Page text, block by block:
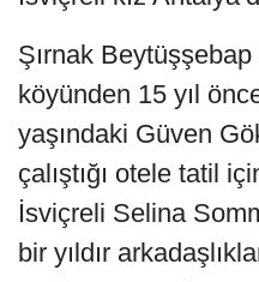
Şırnak
köyünden 15 yıl
yaşındaki Güven
çalıştığı otele tatil
İsviçreli Selina
bir yıldır